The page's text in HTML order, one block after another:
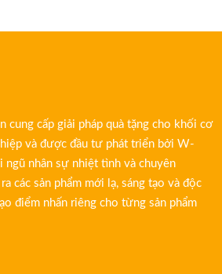
cung cấp giải pháp quà tặng cho khối cơ
và được đầu tư phát triển bởi W-
ngũ nhân sự nhiệt tình và chuyên
các sản phẩm mới lạ, sáng tạo và độc
điểm nhấn riêng cho từng sản phẩm